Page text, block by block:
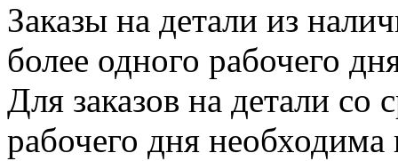
Заказы на детали из
более одного рабочего
Для заказов на детали со
рабочего дня необходима